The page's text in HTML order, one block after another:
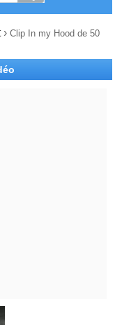
› Clip In my Hood de 50